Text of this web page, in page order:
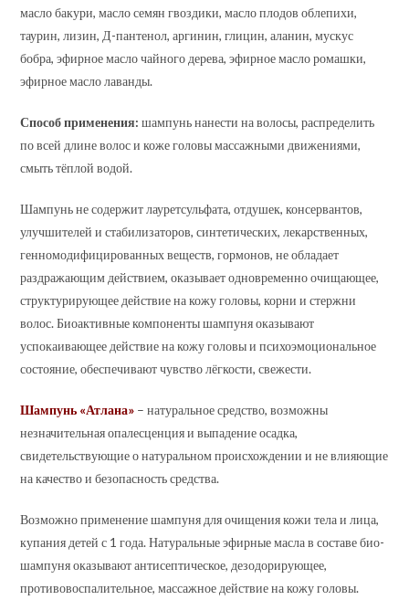
масло бакури, масло семян гвоздики, масло плодов облепихи,
таурин, лизин, Д-пантенол, аргинин, глицин, аланин, мускус
бобра, эфирное масло чайного дерева, эфирное масло ромашки,
эфирное масло лаванды.
Способ применения: шампунь нанести на волосы, распределить
по всей длине волос и коже головы массажными движениями,
смыть тёплой водой.
Шампунь не содержит лауретсульфата, отдушек, консервантов,
улучшителей и стабилизаторов, синтетических, лекарственных,
генномодифицированных веществ, гормонов, не обладает
раздражающим действием, оказывает одновременно очищающее,
структурирующее действие на кожу головы, корни и стержни
волос. Биоактивные компоненты шампуня оказывают
успокаивающее действие на кожу головы и психоэмоциональное
состояние, обеспечивают чувство лёгкости, свежести.
Шампунь «Атлана» – натуральное средство, возможны
незначительная опалесценция и выпадение осадка,
свидетельствующие о натуральном происхождении и не влияющие
на качество и безопасность средства.
Возможно применение шампуня для очищения кожи тела и лица,
купания детей с 1 года. Натуральные эфирные масла в составе био-
шампуня оказывают антисептическое, дезодорирующее,
противовоспалительное, массажное действие на кожу головы.